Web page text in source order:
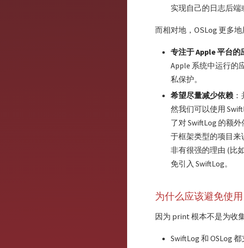
实现自己的日志后端
而相对地，OSLog 更多地
专注于 Apple 平台的
Apple 系统中运行的
私保护。
希望尽量减少依赖：
然我们可以使用
了对 SwiftLog 的额
于框架类型的项目
非有很强的理由 (比
免引入 SwiftLog。
为什么应该避免使
因为 print 根本不是为收
SwiftLog 和 OSLog